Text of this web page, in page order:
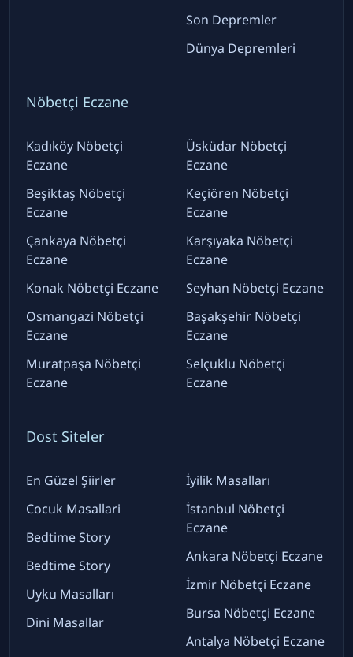
Son Depremler
Dünya Depremleri
Nöbetçi Eczane
Kadıköy Nöbetçi
Eczane
Beşiktaş Nöbetçi
Eczane
Çankaya Nöbetçi
Eczane
Konak Nöbetçi Eczane
Osmangazi Nöbetçi
Eczane
Muratpaşa Nöbetçi
Eczane
Üsküdar Nöbetçi
Eczane
Keçiören Nöbetçi
Eczane
Karşıyaka Nöbetçi
Eczane
Seyhan Nöbetçi Eczane
Başakşehir Nöbetçi
Eczane
Selçuklu Nöbetçi
Eczane
Dost Siteler
En Güzel Şiirler
Cocuk Masallari
Bedtime Story
Bedtime Story
Uyku Masalları
Dini Masallar
İyilik Masalları
İstanbul Nöbetçi
Eczane
Ankara Nöbetçi Eczane
İzmir Nöbetçi Eczane
Bursa Nöbetçi Eczane
Antalya Nöbetçi Eczane